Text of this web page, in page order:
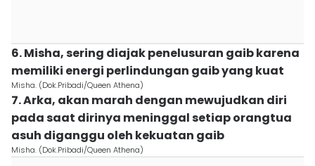
6. Misha, sering diajak penelusuran gaib karena
memiliki energi perlindungan gaib yang kuat
Misha. (Dok.Pribadi/Queen Athena)
7. Arka, akan marah dengan mewujudkan diri
pada saat dirinya meninggal setiap orangtua
asuh diganggu oleh kekuatan gaib
Misha. (Dok.Pribadi/Queen Athena)